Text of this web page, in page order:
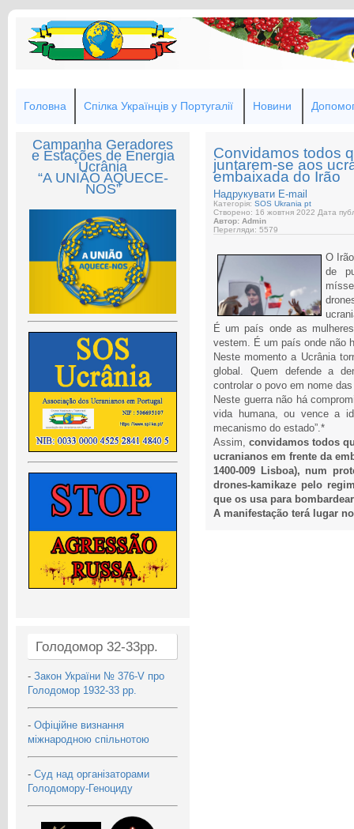
Головна Спілка Українців у Португалії Новини
Campanha Geradores
e Estações de Energia
Ucrânia
“A UNIÃO AQUECE-
NOS”
Голодомор 32-33рр.
- Закон України № 376-V про
Голодомор 1932-33 рр.
- Офіційне визнання
міжнародною спільнотою
- Суд над організаторами
Голодомору-Геноциду
Convidamos todos
juntarem-se aos
embaixada do Irão
Надрукувати E-mail
Категорія: SOS Ukrania pt
Створено: 16 жовтня 2022 Дата
Автор: Admin
Перегляди: 5579
O
de
É um país onde as
vestem. É um país onde não
Neste momento a Ucrânia
global. Quem defende a
controlar o povo em nome
Neste guerra não há
vida humana, ou vence a
mecanismo do estado”.*
Assim,convidamos todos
ucranianos em frente da
1400-009 Lisboa), num
drones-kamikaze pelo
que os usa para
A manifestação terá lugar